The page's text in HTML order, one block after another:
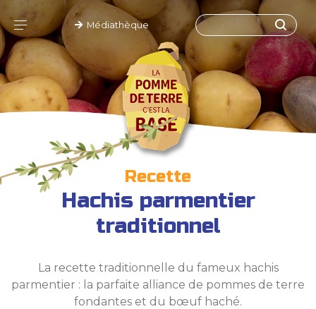
Médiathèque
Recette
Hachis parmentier
traditionnel
La recette traditionnelle du fameux hachis
parmentier : la parfaite alliance de pommes de terre
fondantes et du bœuf haché.